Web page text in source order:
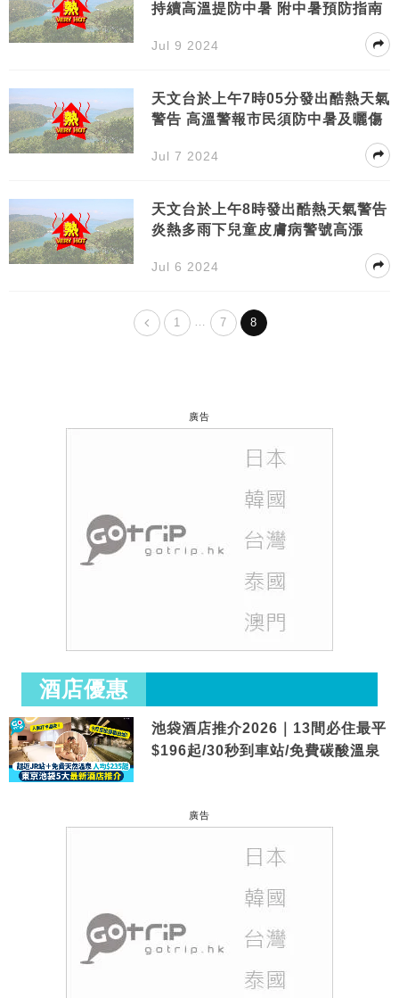
持續高溫提防中暑 附中暑預防指南
Jul 9 2024
天文台於上午7時05分發出酷熱天氣
警告 高溫警報市民須防中暑及曬傷
Jul 7 2024
天文台於上午8時發出酷熱天氣警告
炎熱多雨下兒童皮膚病警號高漲
Jul 6 2024
1 … 7 8
廣告
酒店優惠
池袋酒店推介2026｜13間必住最平
$196起/30秒到車站/免費碳酸溫泉
廣告